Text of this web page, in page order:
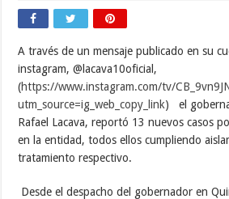
A través de un mensaje publicado en su
instagram, @lacava10oficial,
(https://www.instagram.com/tv/
utm_source=ig_web_copy_link) el
Rafael Lacava, reportó 13 nuevos casos
en la entidad, todos ellos cumpliendo
tratamiento respectivo.
Desde el despacho del gobernador en